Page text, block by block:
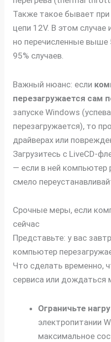
Также такое бывает
цепи 12V. В этом случае
но перечисленные
95% случаев.
Важный нюанс: если
перезагружается сам
запуске Windows
перезагружается), то
драйверах или
Загрузитесь с LiveCD-
— если в ней компьютер
смело
Срочные меры, если
сейчас
Представьте: у вас
компьютер
Что сделать временно,
сервиса или дождаться
Ограничьте
электропитании
максимальное